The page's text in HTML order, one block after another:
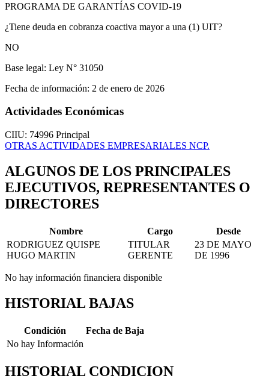
PROGRAMA DE GARANTÍAS COVID-19
¿Tiene deuda en cobranza coactiva mayor a una (1) UIT?
NO
Base legal: Ley N° 31050
Fecha de información: 2 de enero de 2026
Actividades Económicas
CIIU: 74996 Principal
OTRAS ACTIVIDADES EMPRESARIALES NCP.
ALGUNOS DE LOS PRINCIPALES
EJECUTIVOS, REPRESENTANTES O
DIRECTORES
Nombre Cargo
Desde
RODRIGUEZ QUISPE
HUGO MARTIN
TITULAR
GERENTE
23 DE MAYO
DE 1996
No hay información financiera disponible
HISTORIAL BAJAS
Condición
Fecha de Baja
No hay Información
HISTORIAL CONDICION